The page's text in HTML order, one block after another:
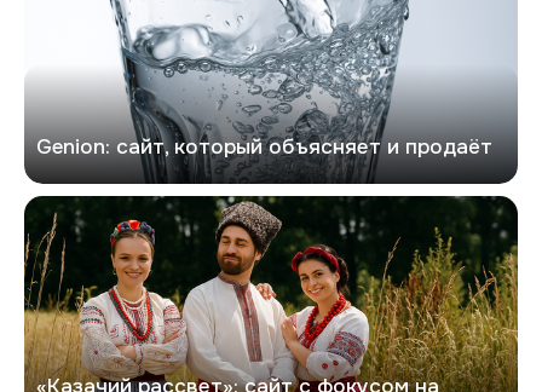
Genion: сайт, который объясняет и продаёт
Казачий рассвет
«Казачий рассвет»: сайт с фокусом на